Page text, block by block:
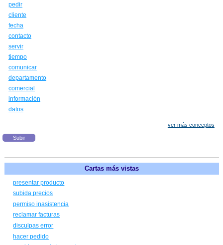
pedir
cliente
fecha
contacto
servir
tiempo
comunicar
departamento
comercial
información
datos
ver más conceptos
Subir
Cartas más vistas
presentar producto
subida precios
permiso inasistencia
reclamar facturas
disculpas error
hacer pedido